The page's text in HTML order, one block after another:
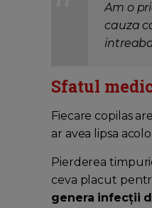
Am o
cauza
Sfatul
Fiecare copilas
ar avea lipsa
Pierderea
ceva placut
genera infecții